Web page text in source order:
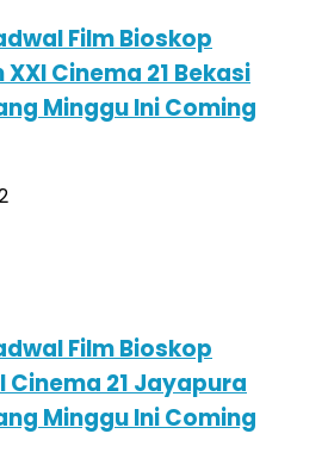
Film Bioskop
Cinema 21 Bekasi
Minggu Ini Coming
Film Bioskop
Cinema 21 Jayapura
Minggu Ini Coming